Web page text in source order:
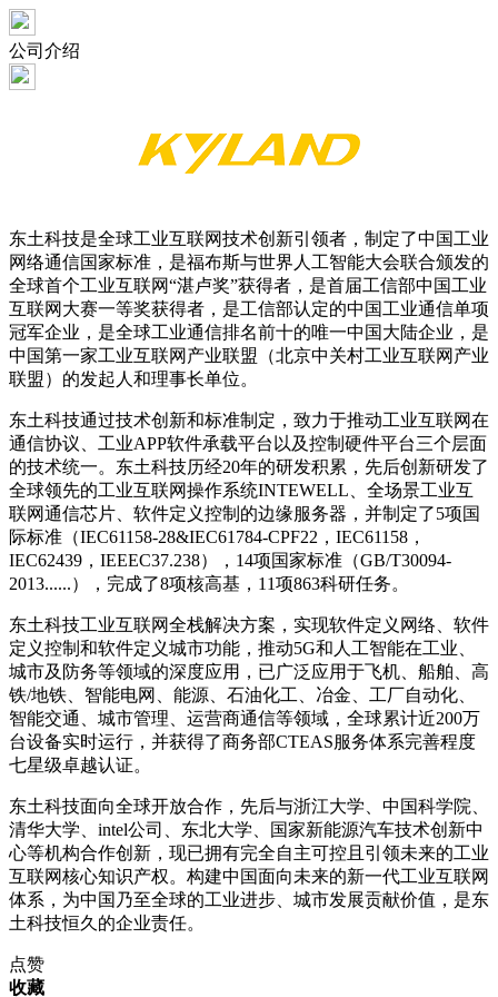
公司介绍
东土科技是全球工业互联网技术创新引领者，制定了中国工业
网络通信国家标准，是福布斯与世界人工智能大会联合颁发的
全球首个工业互联网“湛卢奖”获得者，是首届工信部中国工业
互联网大赛一等奖获得者，是工信部认定的中国工业通信单项
冠军企业，是全球工业通信排名前十的唯一中国大陆企业，是
中国第一家工业互联网产业联盟（北京中关村工业互联网产业
联盟）的发起人和理事长单位。
东土科技通过技术创新和标准制定，致力于推动工业互联网在
通信协议、工业APP软件承载平台以及控制硬件平台三个层面
的技术统一。东土科技历经20年的研发积累，先后创新研发了
全球领先的工业互联网操作系统INTEWELL、全场景工业互
联网通信芯片、软件定义控制的边缘服务器，并制定了5项国
际标准（IEC61158-28&IEC61784-CPF22，IEC61158，
IEC62439，IEEEC37.238），14项国家标准（GB/T30094-
2013......），完成了8项核高基，11项863科研任务。
东土科技工业互联网全栈解决方案，实现软件定义网络、软件
定义控制和软件定义城市功能，推动5G和人工智能在工业、
城市及防务等领域的深度应用，已广泛应用于飞机、船舶、高
铁/地铁、智能电网、能源、石油化工、冶金、工厂自动化、
智能交通、城市管理、运营商通信等领域，全球累计近200万
台设备实时运行，并获得了商务部CTEAS服务体系完善程度
七星级卓越认证。
东土科技面向全球开放合作，先后与浙江大学、中国科学院、
清华大学、intel公司、东北大学、国家新能源汽车技术创新中
心等机构合作创新，现已拥有完全自主可控且引领未来的工业
互联网核心知识产权。构建中国面向未来的新一代工业互联网
体系，为中国乃至全球的工业进步、城市发展贡献价值，是东
土科技恒久的企业责任。
点赞
收藏